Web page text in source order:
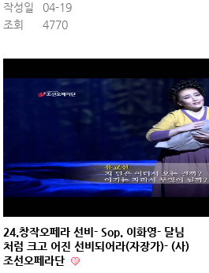
작성일
04-19
조회
4770
24.창작오페라 선비- Sop. 이화영- 달님
처럼 크고 어진 선비되어라(자장가)- (사)
조선오페라단